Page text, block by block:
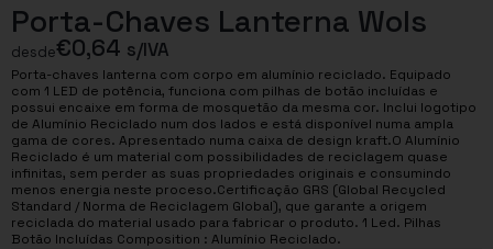
Porta-Chaves Lanterna Wols
desde€0,64 s/IVA
Porta-chaves lanterna com corpo em alumínio reciclado. Equipado
com 1 LED de potência, funciona com pilhas de botão incluídas e
possui encaixe em forma de mosquetão da mesma cor. Inclui logotipo
de Alumínio Reciclado num dos lados e está disponível numa ampla
gama de cores. Apresentado numa caixa de design kraft.O Alumínio
Reciclado é um material com possibilidades de reciclagem quase
infinitas, sem perder as suas propriedades originais e consumindo
menos energia neste proceso.Certificação GRS (Global Recycled
Standard / Norma de Reciclagem Global), que garante a origem
reciclada do material usado para fabricar o produto. 1 Led. Pilhas
Botão Incluídas Composition : Alumínio Reciclado.